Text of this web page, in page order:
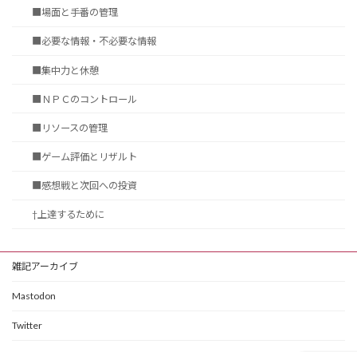
■場面と手番の管理
■必要な情報・不必要な情報
■集中力と休憩
■ＮＰＣのコントロール
■リソースの管理
■ゲーム評価とリザルト
■感想戦と次回への投資
†上達するために
雑記アーカイブ
Mastodon
Twitter